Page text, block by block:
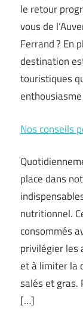
le retour
vous de
Ferrand ? En
destination
touristiques
Nos conseils
place dans
nutritionnel.
consommés
privilégier les
et à limiter la
salés et gras.
[…]